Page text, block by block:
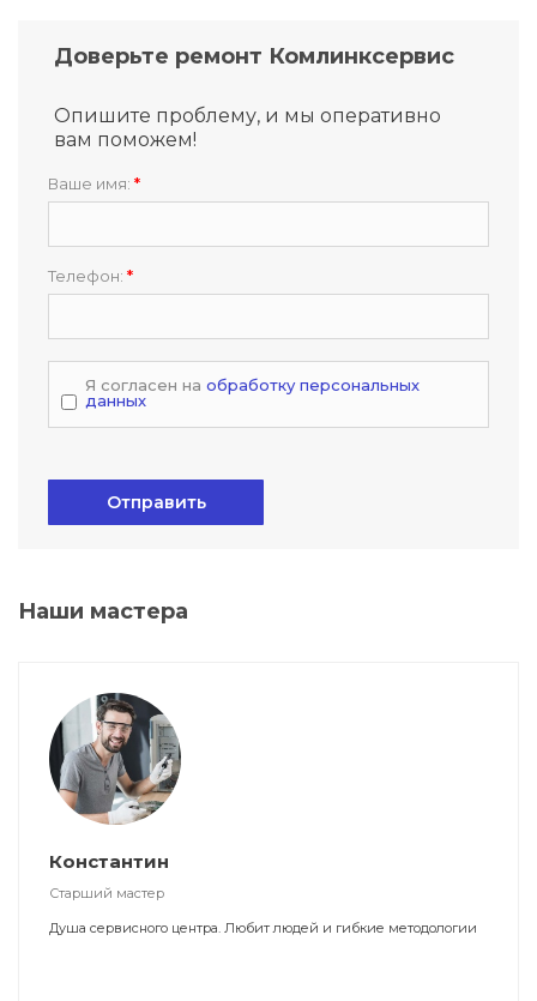
Доверьте ремонт Комлинксервис
Опишите проблему, и мы оперативно
вам поможем!
Ваше имя: *
Телефон: *
Я согласен на обработку персональных
данных
Отправить
Наши мастера
Константин
Старший мастер
Душа сервисного центра. Любит людей и гибкие методологии